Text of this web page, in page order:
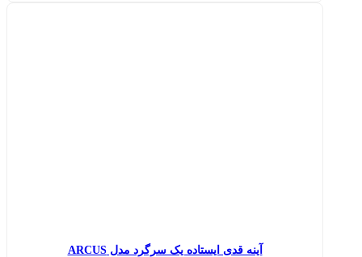
آینه قدی ایستاده یک سرگرد مدل ARCUS